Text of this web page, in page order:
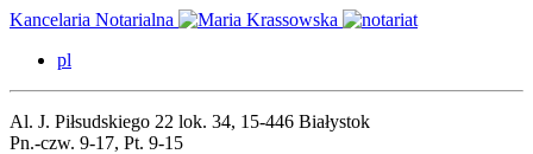
Kancelaria Notarialna
pl
Al. J. Piłsudskiego 22 lok. 34, 15-446 Białystok
Pn.-czw. 9-17, Pt. 9-15